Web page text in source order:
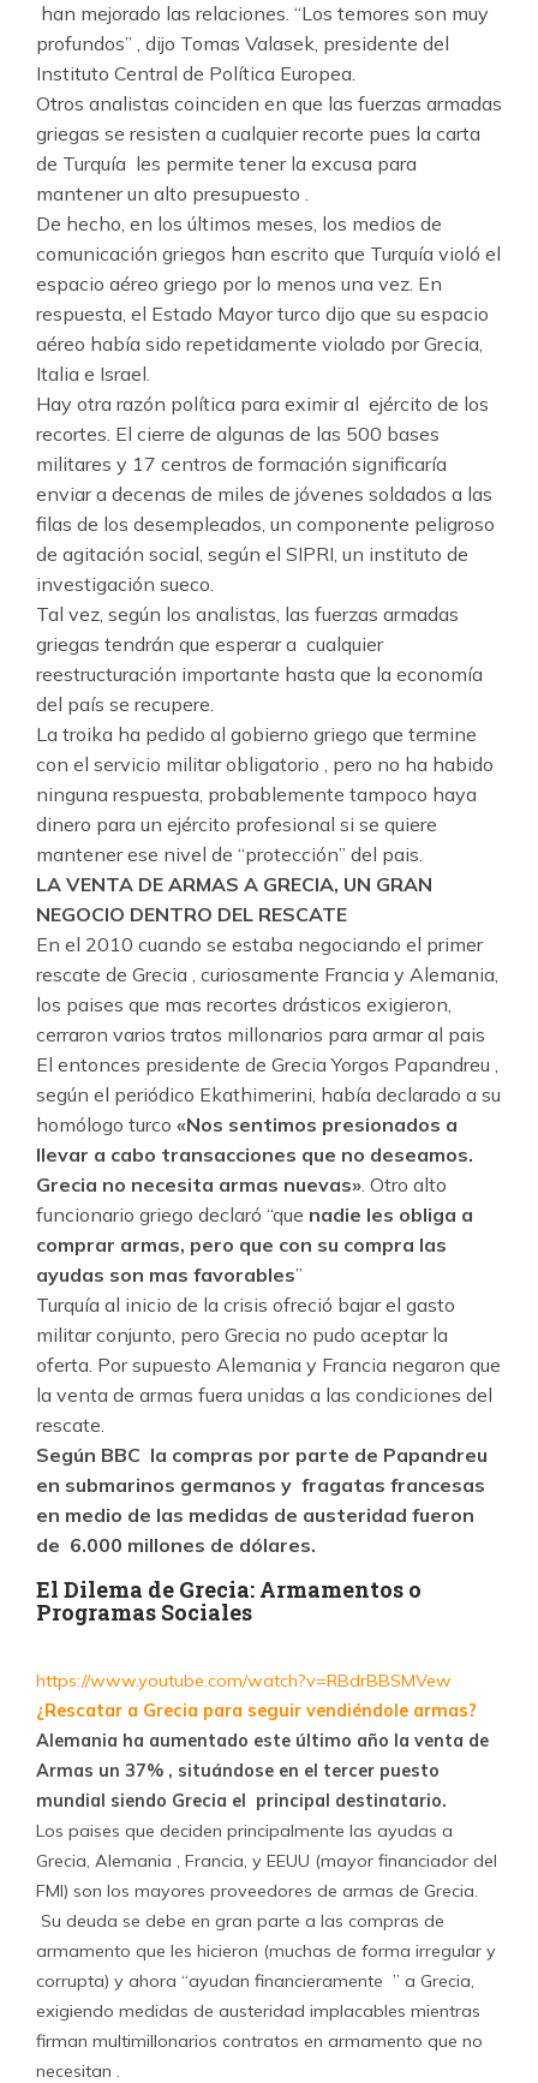
han mejorado las relaciones. “Los temores son muy
profundos” , dijo Tomas Valasek, presidente del
Instituto Central de Política Europea.
Otros analistas coinciden en que las fuerzas armadas
griegas se resisten a cualquier recorte pues la carta
de Turquía les permite tener la excusa para
mantener un alto presupuesto .
De hecho, en los últimos meses, los medios de
comunicación griegos han escrito que Turquía violó el
espacio aéreo griego por lo menos una vez. En
respuesta, el Estado Mayor turco dijo que su espacio
aéreo había sido repetidamente violado por Grecia,
Italia e Israel.
Hay otra razón política para eximir al ejército de los
recortes. El cierre de algunas de las 500 bases
militares y 17 centros de formación significaría
enviar a decenas de miles de jóvenes soldados a las
filas de los desempleados, un componente peligroso
de agitación social, según el SIPRI, un instituto de
investigación sueco.
Tal vez, según los analistas, las fuerzas armadas
griegas tendrán que esperar a cualquier
reestructuración importante hasta que la economía
del país se recupere.
La troika ha pedido al gobierno griego que termine
con el servicio militar obligatorio , pero no ha habido
ninguna respuesta, probablemente tampoco haya
dinero para un ejército profesional si se quiere
mantener ese nivel de “protección” del pais.
LA VENTA DE ARMAS A GRECIA, UN GRAN
NEGOCIO DENTRO DEL RESCATE
En el 2010 cuando se estaba negociando el primer
rescate de Grecia , curiosamente Francia y Alemania,
los paises que mas recortes drásticos exigieron,
cerraron varios tratos millonarios para armar al pais
El entonces presidente de Grecia Yorgos Papandreu ,
según el periódico Ekathimerini, había declarado a su
homólogo turco «Nos sentimos presionados a
llevar a cabo transacciones que no deseamos.
Grecia no necesita armas nuevas». Otro alto
funcionario griego declaró “que nadie les obliga a
comprar armas, pero que con su compra las
ayudas son mas favorables”
Turquía al inicio de la crisis ofreció bajar el gasto
militar conjunto, pero Grecia no pudo aceptar la
oferta. Por supuesto Alemania y Francia negaron que
la venta de armas fuera unidas a las condiciones del
rescate.
Según BBC la compras por parte de Papandreu
en submarinos germanos y fragatas francesas
en medio de las medidas de austeridad fueron
de 6.000 millones de dólares.
El Dilema de Grecia: Armamentos o
Programas Sociales
https://www.youtube.com/watch?v=RBdrBBSMVew
¿Rescatar a Grecia para seguir vendiéndole armas?
Alemania ha aumentado este último año la venta de
Armas un 37% , situándose en el tercer puesto
mundial siendo Grecia el principal destinatario.
Los paises que deciden principalmente las ayudas a
Grecia, Alemania , Francia, y EEUU (mayor financiador del
FMI) son los mayores proveedores de armas de Grecia.
Su deuda se debe en gran parte a las compras de
armamento que les hicieron (muchas de forma irregular y
corrupta) y ahora “ayudan financieramente ” a Grecia,
exigiendo medidas de austeridad implacables mientras
firman multimillonarios contratos en armamento que no
necesitan .